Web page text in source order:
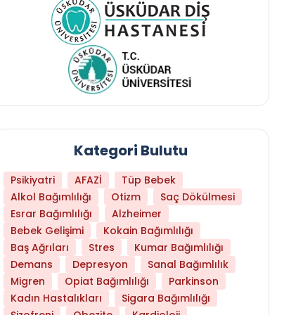
Hangi Yaşta Hangi Testi Yaptırmanız
Kategori Bulutu
Psikiyatri AFAZİ
Tüp Bebek
Alkol Bağımlılığı
Otizm
Saç Dökülmesi
Esrar Bağımlılığı
Alzheimer
Bebek Gelişimi
Kokain Bağımlılığı
Baş Ağrıları
Stres
Kumar Bağımlılığı
Demans
Depresyon
Sanal Bağımlılık
Migren
Opiat Bağımlılığı
Parkinson
Kadın Hastalıkları
Sigara Bağımlılığı